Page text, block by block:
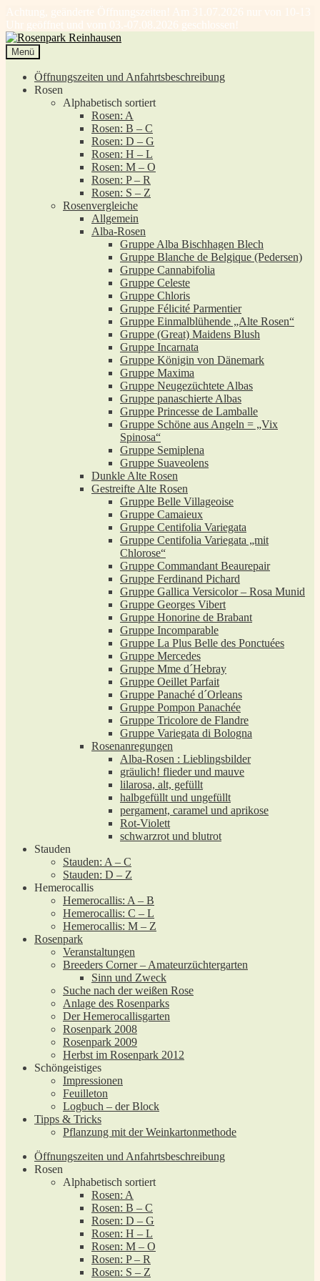
Achtung, geänderte Öffnungszeiten! Am 31.07.2026 nur von 10-13
Uhr geöffnet und vom 03.-07.08.2026 geschlossen!
Zur
Navigation
springen
Zum
Inhalt
springen
Menü
Öffnungszeiten und Anfahrtsbeschreibung
Rosen
Alphabetisch sortiert
Rosen: A
Rosen: B – C
Rosen: D – G
Rosen: H – L
Rosen: M – O
Rosen: P – R
Rosen: S – Z
Rosenvergleiche
Allgemein
Alba-Rosen
Gruppe Alba Bischhagen Blech
Gruppe Blanche de Belgique (Pedersen)
Gruppe Cannabifolia
Gruppe Celeste
Gruppe Chloris
Gruppe Félicité Parmentier
Gruppe Einmalblühende „Alte Rosen“
Gruppe (Great) Maidens Blush
Gruppe Incarnata
Gruppe Königin von Dänemark
Gruppe Maxima
Gruppe Neugezüchtete Albas
Gruppe panaschierte Albas
Gruppe Princesse de Lamballe
Gruppe Schöne aus Angeln = „Vix
Spinosa“
Gruppe Semiplena
Gruppe Suaveolens
Dunkle Alte Rosen
Gestreifte Alte Rosen
Gruppe Belle Villageoise
Gruppe Camaieux
Gruppe Centifolia Variegata
Gruppe Centifolia Variegata „mit
Chlorose“
Gruppe Commandant Beaurepair
Gruppe Ferdinand Pichard
Gruppe Gallica Versicolor – Rosa Munid
Gruppe Georges Vibert
Gruppe Honorine de Brabant
Gruppe Incomparable
Gruppe La Plus Belle des Ponctuées
Gruppe Mercedes
Gruppe Mme d´Hebray
Gruppe Oeillet Parfait
Gruppe Panaché d´Orleans
Gruppe Pompon Panachée
Gruppe Tricolore de Flandre
Gruppe Variegata di Bologna
Rosenanregungen
Alba-Rosen : Lieblingsbilder
gräulich! flieder und mauve
lilarosa, alt, gefüllt
halbgefüllt und ungefüllt
pergament, caramel und aprikose
Rot-Violett
schwarzrot und blutrot
Stauden
Stauden: A – C
Stauden: D – Z
Hemerocallis
Hemerocallis: A – B
Hemerocallis: C – L
Hemerocallis: M – Z
Rosenpark
Veranstaltungen
Breeders Corner – Amateurzüchtergarten
Sinn und Zweck
Suche nach der weißen Rose
Anlage des Rosenparks
Der Hemerocallisgarten
Rosenpark 2008
Rosenpark 2009
Herbst im Rosenpark 2012
Schöngeistiges
Impressionen
Feuilleton
Logbuch – der Block
Tipps & Tricks
Pflanzung mit der Weinkartonmethode
Öffnungszeiten und Anfahrtsbeschreibung
Rosen
Alphabetisch sortiert
Rosen: A
Rosen: B – C
Rosen: D – G
Rosen: H – L
Rosen: M – O
Rosen: P – R
Rosen: S – Z